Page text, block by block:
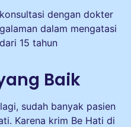
dengan dokter
dalam mengatasi
15 tahun
Baik
sudah banyak pasien
Karena krim Be Hati di